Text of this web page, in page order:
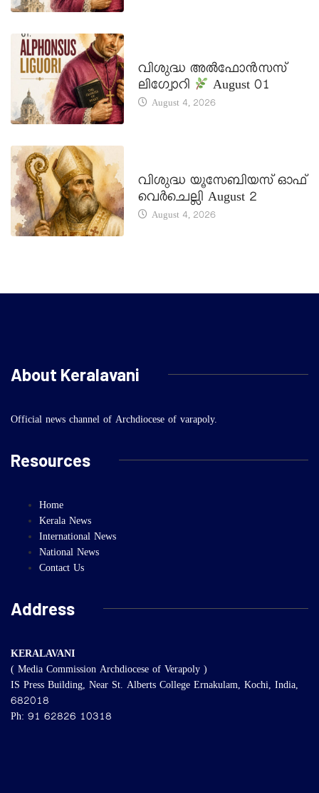
വിശുദ്ധ അൽഫോൻസസ്
ലിഗ്വോറി
August 01
August 4, 2026
വിശുദ്ധ യൂസേബിയസ് ഓഫ്
വെർചെല്ലി August 2
August 4, 2026
About Keralavani
Official news channel of Archdiocese of varapoly.
Resources
Home
Kerala News
International News
National News
Contact Us
Address
KERALAVANI
( Media Commission Archdiocese of Verapoly )
IS Press Building, Near St. Alberts College Ernakulam, Kochi, India,
682018
Ph: 91 62826 10318